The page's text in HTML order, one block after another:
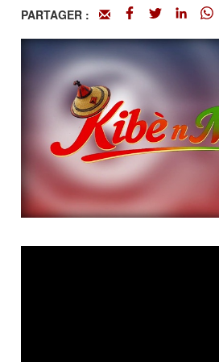
PARTAGER :